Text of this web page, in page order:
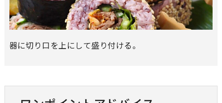
器に切り口を上にして盛り付ける。